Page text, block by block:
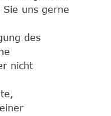
uns gerne
des
nicht